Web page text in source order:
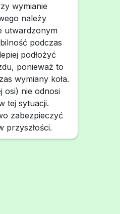
wymianie
należy
utwardzonym
podczas
podłożyć
ponieważ to
wymiany koła.
osi) nie odnosi
tej sytuacji.
zabezpieczyć
przyszłości.